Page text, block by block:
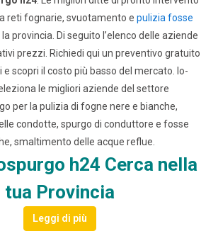
reti fognarie, svuotamento e pulizia fosse
provincia. Di seguito l’elenco delle aziende
prezzi. Richiedi qui un preventivo gratuito
e scopri il costo più basso del mercato.
Io-
le migliori aziende del settore
per la pulizia di fogne nere e bianche,
condotte, spurgo di conduttore e fosse
smaltimento delle acque reflue.
h24 Cerca nella
tua Provincia
Leggi di più